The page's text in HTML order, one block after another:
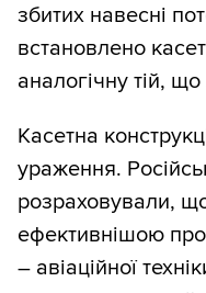
збитих навесні
встановлено
аналогічну тій,
Касетна
ураження.
розраховували,
ефективнішою
– авіаційної